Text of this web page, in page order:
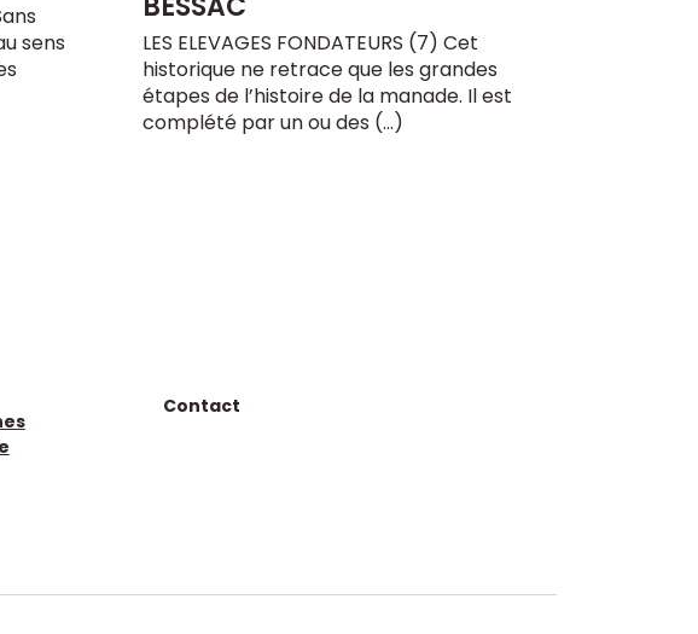
sens
LES ELEVAGES FONDATEURS (7) Cet
historique ne retrace que les grandes
étapes de l’histoire de la manade. Il est
complété par un ou des (…)
Contact